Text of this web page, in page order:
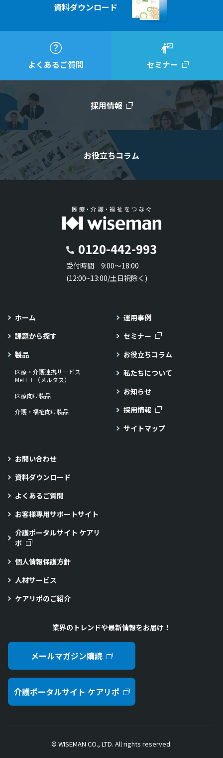
資料ダウンロード
よくあるご質問 セミナー
採用情報
お役立ちコラム
0120-442-993
受付時間 9:00～18:00
(12:00~13:00/土日祝除く)
ホーム
課題から探す
製品
医療・介護連携サービス
MeLL＋（メルタス）
医療向け製品
介護・福祉向け製品
運用事例
セミナー
お役立ちコラム
私たちについて
お知らせ
採用情報
サイトマップ
お問い合わせ
資料ダウンロード
よくあるご質問
お客様専用サポートサイト
介護ポータルサイト ケアリ
ポ
個人情報保護方針
人材サービス
ケアリポのご紹介
業界のトレンドや最新情報をお届け！
メールマガジン購読
介護ポータルサイト ケアリポ
© WISEMAN CO., LTD. All rights reserved.